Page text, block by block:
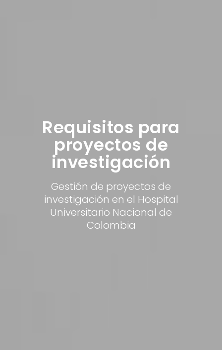
Requisitos para
proyectos de
investigación
Gestión de proyectos de
investigación en el Hospital
Universitario Nacional de
Colombia